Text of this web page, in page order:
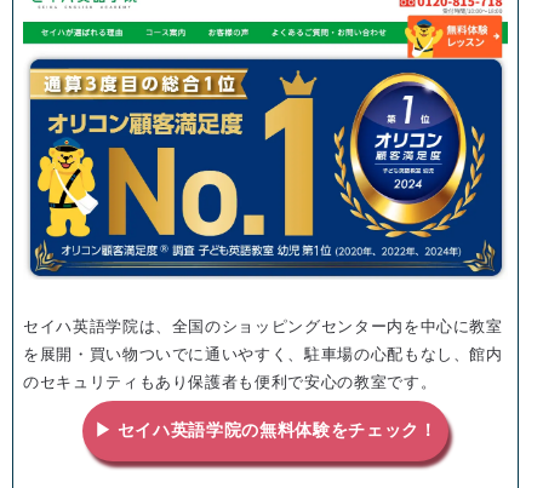
セイハ英語学院は、全国のショッピングセンター内を中心に教室
を展開・買い物ついでに通いやすく、駐車場の心配もなし、館内
のセキュリティもあり保護者も便利で安心の教室です。
▶ セイハ英語学院の無料体験をチェック！